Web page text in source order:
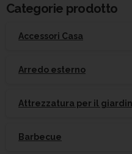
Categorie prodotto
Accessori Casa
Arredo esterno
Attrezzatura per il
Barbecue